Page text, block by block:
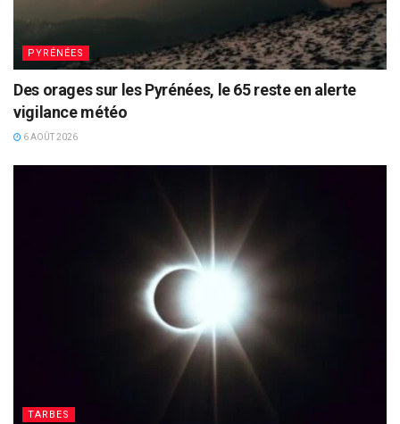
PYRÉNÉES
Des orages sur les Pyrénées, le 65 reste en alerte
vigilance météo
6 AOÛT 2026
TARBES